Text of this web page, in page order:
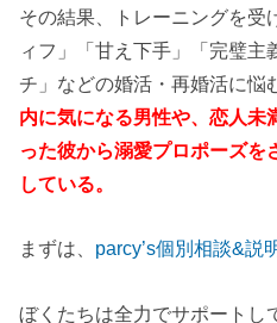
その結果、トレーニングを受
ィフ」「甘え下手」「完璧主
チ」などの婚活・再婚活に悩
内に気になる男性や、恋人未
った彼から溺愛プロポーズを
している。
まずは、 parcy’s個別相談&説
ぼくたちは全力でサポートし